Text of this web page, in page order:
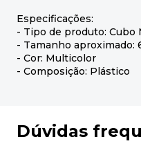
Especificações:
- Tipo de produto: Cubo
- Tamanho aproximado:
- Cor: Multicolor
- Composição: Plástico
Dúvidas